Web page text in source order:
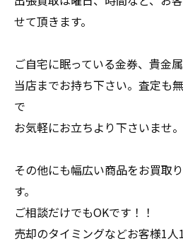
せて頂きます。
ご自宅に眠っている金券、貴金
当店までお持ち下さい。査定も
で
お気軽にお立ちより下さいませ。
その他にも幅広い商品をお買取
す。
ご相談だけでもOKです！！
売却のタイミングなどお客様1